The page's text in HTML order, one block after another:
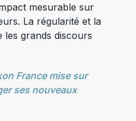
mesurable sur
La régularité et la
les grands discours
France mise sur
ses nouveaux